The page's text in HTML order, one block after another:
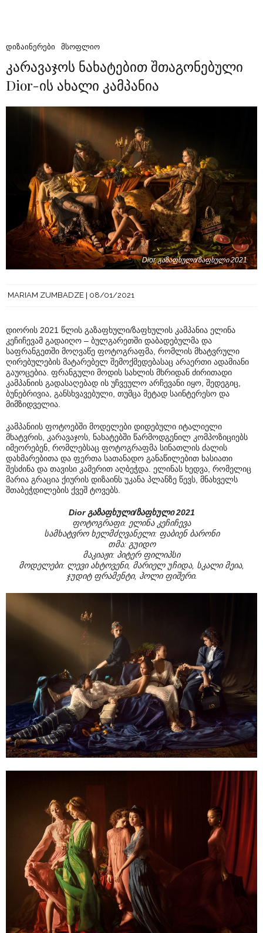
ᲓᲘᲖᲐᲘᲜᲔᲠᲔᲑᲘ ᲛᲡᲝᲤᲚᲘᲝ
კარავაჯოს ნახატებით შთაგონებული
Dior-ის ახალი კამპანია
Dior გაზაფხული/ზაფხული 2021
MARIAM ZUMBADZE 08/01/2021
დიორის 2021 წლის გაზაფხული/ზაფხულის კამპანია ელინა
კეჩიჩევამ გადაიღო – ბულგარეთში დაბადებულმა და
საფრანგეთში მოღვაწე ფოტოგრაფმა, რომლის მხატვრული
ღირებულების მატარებელ შემოქმედებასაც არაერთი ადამიანი
გაუოცებია. ფრანგული მოდის სახლის მხრიდან ძირითადი
კამპანიის გადასაღებად ის უჩვეულო არჩევანი იყო, შედეგიც,
ბუნებრივია, განსხვავებული, თუმცა მეტად საინტერესო და
მიმზიდველია.
კამპანიის ფოტოებში მოდელები დიდებული იტალიელი
მხატვრის, კარავაჯოს, ნახატებში წარმოდგენილ კომპოზიციებს
იმეორებენ, რომლებსაც ფოტოგრაფმა სინათლის ძალის
დახმარებითა და ფერთა სათანადო განაწილებით ხასიათი
შესძინა და თავისი კამერით აღბეჭდა. ელინას ხედვა, რომელიც
მარია გრაცია ქიურის დიზაინს უკანა პლანზე წევს, მნახველს
შთაბეჭდილების ქვეშ ტოვებს.
Dior გაზაფხული/ზაფხული 2021
ფოტოგრაფი: ელინა კეჩიჩევა
სამხატვრო ხელმძღვანელი: ფაბიენ ბარონი
თმა: გუიდო
მაკიაჟი: პიტერ ფილიპსი
მოდელები: ლევი ახტოვენი, მარიელ უჩიდა, სკალი მეია,
ჯუდიტ ფრამენტი, ჰოლი ფიშერი.